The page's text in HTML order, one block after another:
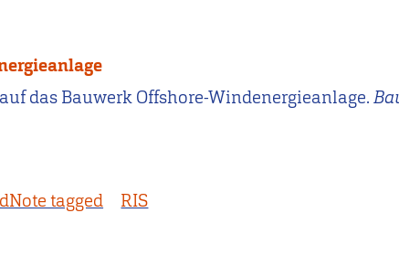
das Bauwerk Offshore-Windenergieanlage.
tagged RIS